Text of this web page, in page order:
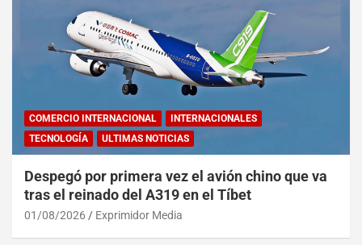
COMERCIO INTERNACIONAL
INTERNACIONALES
TECNOLOGÍA
ULTIMAS NOTICIAS
Despegó por primera vez el avión chino que va
tras el reinado del A319 en el Tíbet
01/08/2026 Exprimidor Media